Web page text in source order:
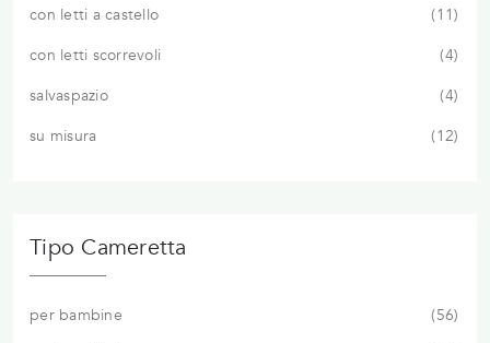
con letti a castello
11
con letti scorrevoli
4
salvaspazio
4
su misura
12
Tipo Cameretta
per bambine
56